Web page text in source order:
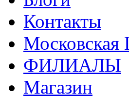
Контакты
ФИЛИАЛЫ
Магазин